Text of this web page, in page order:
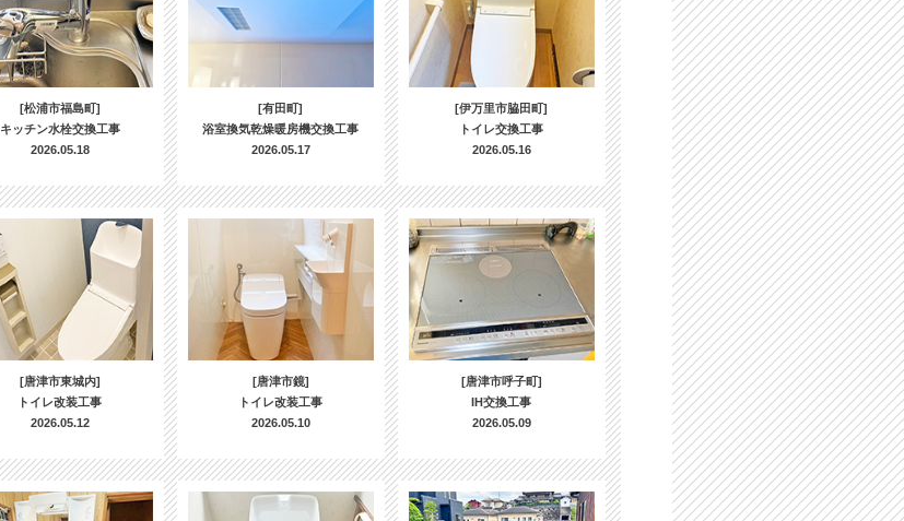
[松浦市福島町]
キッチン水栓交換工事
2026.05.18
[有田町]
浴室換気乾燥暖房機交換工事
2026.05.17
[伊万里市脇田町]
トイレ交換工事
2026.05.16
[唐津市東城内]
トイレ改装工事
2026.05.12
[唐津市鏡]
トイレ改装工事
2026.05.10
[唐津市呼子町]
IH交換工事
2026.05.09